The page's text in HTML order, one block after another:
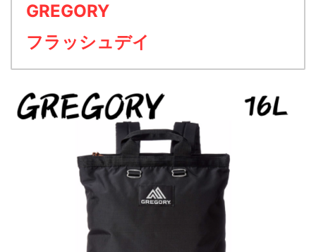
GREGORY
フラッシュデイ